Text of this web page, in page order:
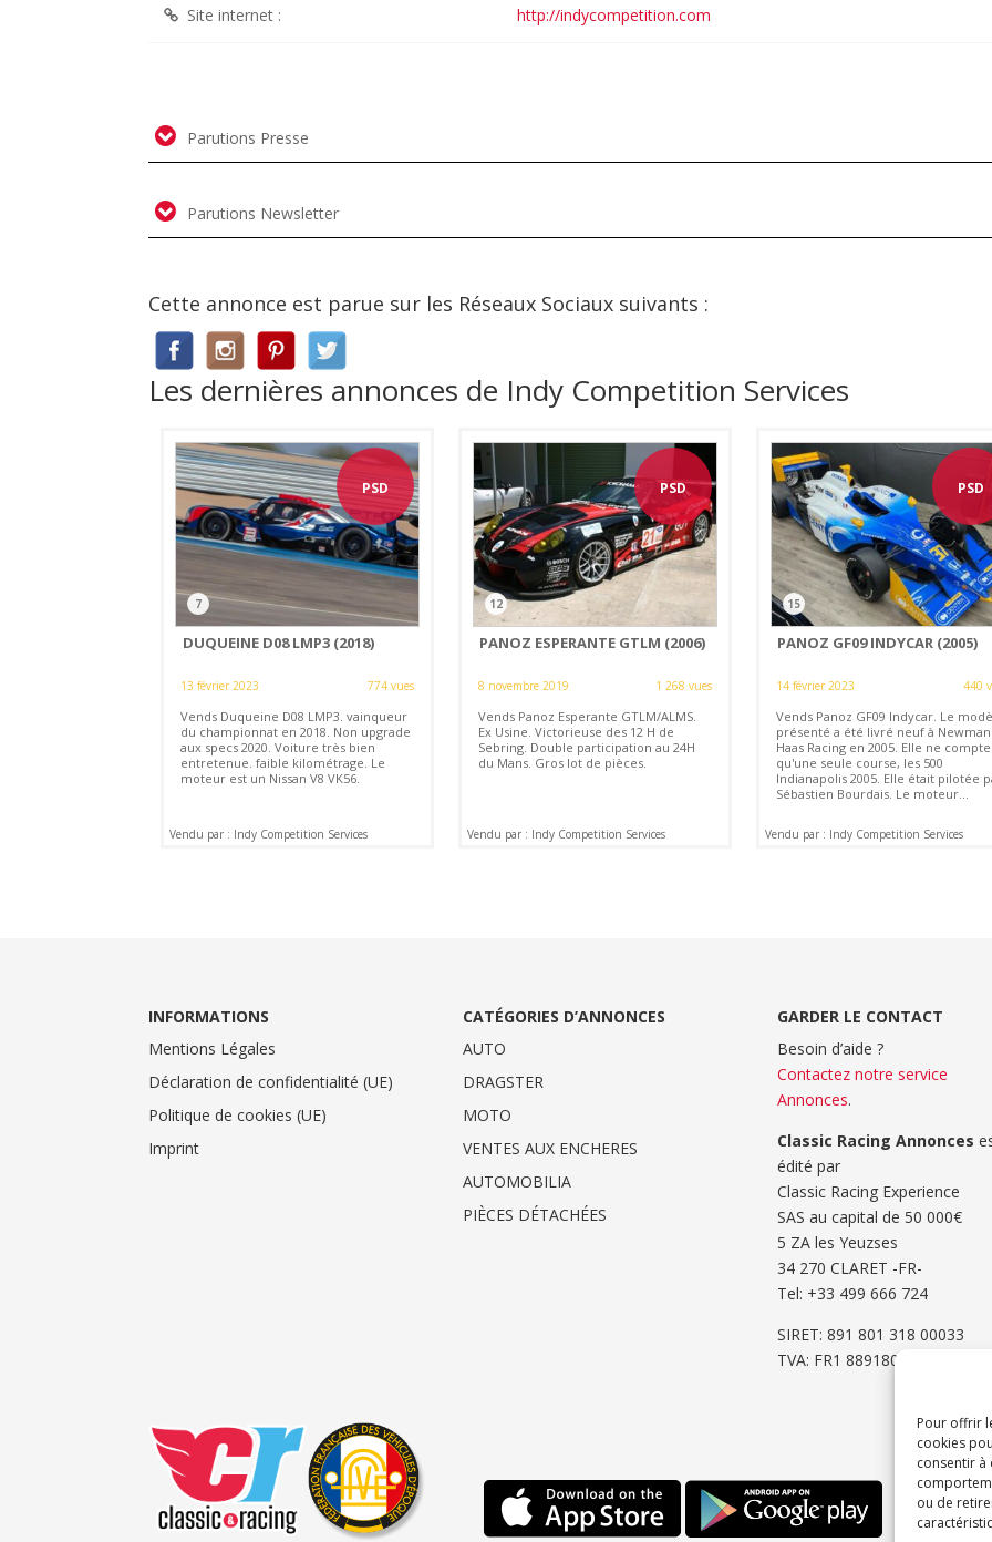
Pour offrir
cookies
consentir à
ou de
Site internet : http://indycompetition.com
Parutions Presse
Parutions Newsletter
Cette annonce est parue sur les Réseaux Sociaux suivants :
Les dernières annonces de Indy Competition Services
PSD
7
DUQUEINE D08 LMP3 (2018)
13 février 2023 774 vues
Vends Duqueine D08 LMP3. vainqueur
du championnat en 2018. Non upgrade
aux specs 2020. Voiture très bien
entretenue. faible kilométrage. Le
moteur est un Nissan V8 VK56.
Vendu par : Indy Competition Services
PSD
12
PANOZ ESPERANTE GTLM (2006)
8 novembre 2019 1 268 vues
Vends Panoz Esperante GTLM/ALMS.
Ex Usine. Victorieuse des 12 H de
Sebring. Double participation au 24H
du Mans. Gros lot de pièces.
Vendu par : Indy Competition Services
PSD
15
PANOZ GF09 INDYCAR (2005)
14 février 2023 440
Vends Panoz GF09 Indycar. Le
présenté a été livré neuf à Newman
Haas Racing en 2005. Elle ne compte
qu'une seule course, les 500
Indianapolis 2005. Elle était pilotée
Sébastien Bourdais. Le moteur...
Vendu par : Indy Competition Services
INFORMATIONS
Mentions Légales
Déclaration de confidentialité (UE)
Politique de cookies (UE)
Imprint
CATÉGORIES D’ANNONCES
AUTO
DRAGSTER
MOTO
VENTES AUX ENCHERES
AUTOMOBILIA
PIÈCES DÉTACHÉES
GARDER LE CONTACT
Besoin d’aide ?
Contactez notre service
Annonces.
Classic Racing Annonces
édité par
Classic Racing Experience
SAS au capital de 50 000€
5 ZA les Yeuzses
34 270 CLARET -FR-
Tel: ‭+33 499 666 724‬
SIRET: 891 801 318 00033
TVA: FR1 8891801318